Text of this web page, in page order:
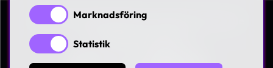
© 1997-2026 Askås I&R AB. All rights reserved. Se
våra
Marknadsföring
Statistik